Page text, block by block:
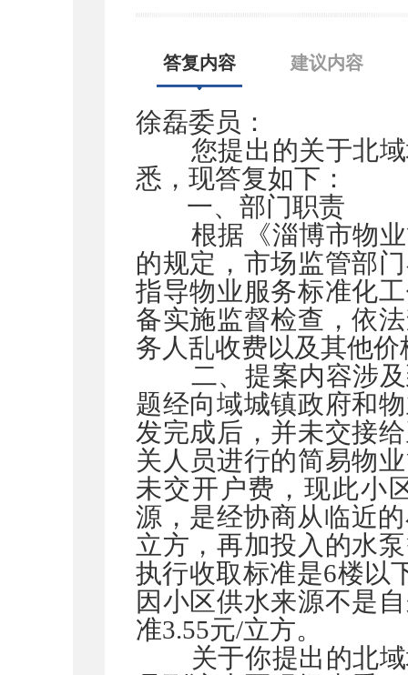
答复内容 建议内容
徐磊委员：
您提出的关于北域
悉，现答复如下：
一、部门职责
根据《淄博市物业
的规定，市场监管部
指导物业服务标准化
备实施监督检查，依
务人乱收费以及其他
二、提案内容涉及
题经向域城镇政府和
发完成后，并未交接
关人员进行的简易物
未交开户费，现此小
源，是经协商从临近
立方，再加投入的水
执行收取标准是6楼以
因小区供水来源不是
准3.55元/立方。
关于你提出的北域